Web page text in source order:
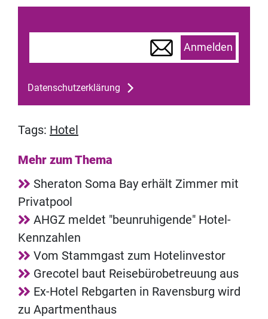
Anmelden
Datenschutzerklärung
Tags: Hotel
Mehr zum Thema
Sheraton Soma Bay erhält Zimmer mit
Privatpool
AHGZ meldet "beunruhigende" Hotel-
Kennzahlen
Vom Stammgast zum Hotelinvestor
Grecotel baut Reisebürobetreuung aus
Ex-Hotel Rebgarten in Ravensburg wird
zu Apartmenthaus